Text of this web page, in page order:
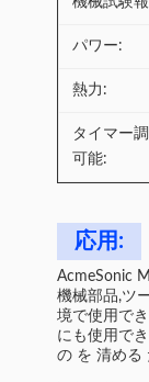
パワー:
熱力:
タイマー
可能:
応用:
AcmeSonic
機械部品,ツ
境で使用で
にも使用で
の を 清める